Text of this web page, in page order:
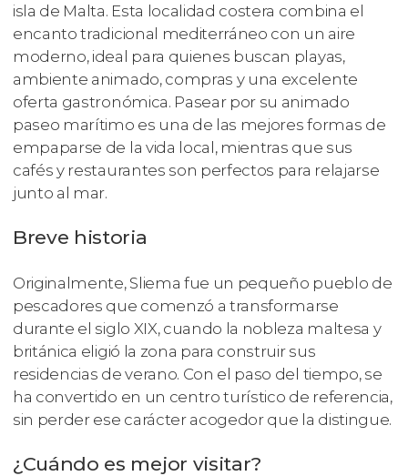
isla de Malta. Esta localidad costera combina el
encanto tradicional mediterráneo con un aire
moderno, ideal para quienes buscan playas,
ambiente animado, compras y una excelente
oferta gastronómica. Pasear por su animado
paseo marítimo es una de las mejores formas de
empaparse de la vida local, mientras que sus
cafés y restaurantes son perfectos para relajarse
junto al mar.
Breve historia
Originalmente, Sliema fue un pequeño pueblo de
pescadores que comenzó a transformarse
durante el siglo XIX, cuando la nobleza maltesa y
británica eligió la zona para construir sus
residencias de verano. Con el paso del tiempo, se
ha convertido en un centro turístico de referencia,
sin perder ese carácter acogedor que la distingue.
¿Cuándo es mejor visitar?